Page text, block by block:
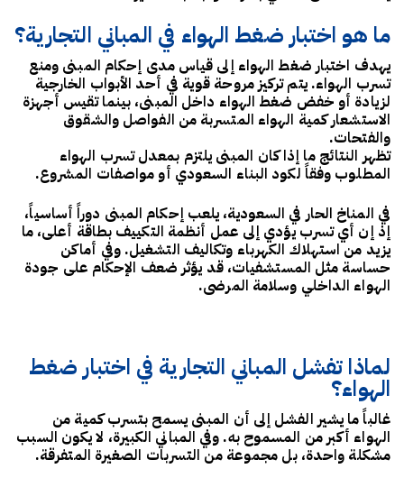
ما هو اختبار ضغط الهواء في المباني التجارية؟
يهدف اختبار ضغط الهواء إلى قياس مدى إحكام المبنى ومنع
تسرب الهواء. يتم تركيز مروحة قوية في أحد الأبواب الخارجية
لزيادة أو خفض ضغط الهواء داخل المبنى، بينما تقيس أجهزة
الاستشعار كمية الهواء المتسربة من الفواصل والشقوق
والفتحات.
تظهر النتائج ما إذا كان المبنى يلتزم بمعدل تسرب الهواء
المطلوب وفقاً لكود البناء السعودي أو مواصفات المشروع.
في المناخ الحار في السعودية، يلعب إحكام المبنى دوراً أساسياً،
إذ إن أي تسرب يؤدي إلى عمل أنظمة التكييف بطاقة أعلى، ما
يزيد من استهلاك الكهرباء وتكاليف التشغيل. وفي أماكن
حساسة مثل المستشفيات، قد يؤثر ضعف الإحكام على جودة
الهواء الداخلي وسلامة المرضى.
لماذا تفشل المباني التجارية في اختبار ضغط
الهواء؟
غالباً ما يشير الفشل إلى أن المبنى يسمح بتسرب كمية من
الهواء أكبر من المسموح به. وفي المباني الكبيرة، لا يكون السبب
مشكلة واحدة، بل مجموعة من التسربات الصغيرة المتفرقة.